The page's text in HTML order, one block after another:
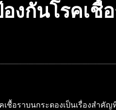
งกันโรคเชื้
ชื้อราบนกระดองเป็นเรื่องสำคั